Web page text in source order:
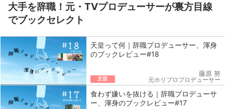
大手を辞職！元・TVプロデューサーが裏方目線
でブックセレクト
天皇って何｜辞職プロデューサー、渾身
のブックレビュー#18
文芸
藤原 努
元ホリプロプロデューサー
食わず嫌いを抜ける｜辞職プロデューサ
ー、渾身のブックレビュー#17